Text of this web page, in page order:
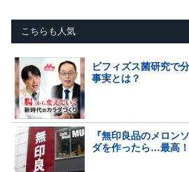
こちらも人気
ビフィズス菌研究で
事実とは？
『無印良品のメロン
ダを作ったら…最高！